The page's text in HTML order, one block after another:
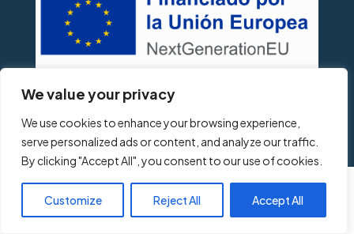
We value your privacy
We use cookies to enhance your browsing experience,
serve personalized ads or content, and analyze our traffic.
By clicking "Accept All", you consent to our use of cookies.
Customize Reject All Accept All
®2022 Adecuser S.L.